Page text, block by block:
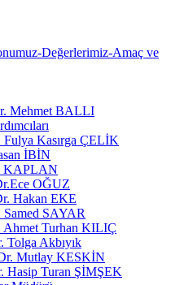
Değerlerimiz-Amaç ve
Mehmet BALLI
Fulya Kasırga ÇELİK
İBİN
KAPLAN
OĞUZ
Hakan EKE
Samed SAYAR
Ahmet Turhan KILIÇ
Tolga Akbıyık
Mutlay KESKİN
Hasip Turan ŞİMŞEK